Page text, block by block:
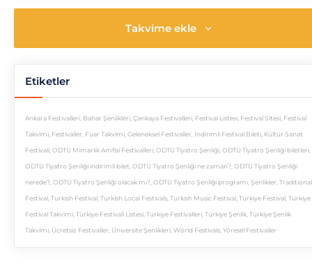
Takvime ekle
Etiketler
Ankara Festivalleri Bahar Şenlikleri Çankaya Festivalleri Festival Listesi Festival Sitesi Festival
Takvimi Festivaller Fuar Takvimi Geleneksel Festivaller İndirimli Festival Bileti Kültür Sanat
Festivali ODTÜ Mimarlık Amfisi Festivalleri ODTÜ Tiyatro Şenliği ODTÜ Tiyatro Şenliği biletleri
ODTÜ Tiyatro Şenliği indirimli bilet ODTÜ Tiyatro Şenliği ne zaman? ODTÜ Tiyatro Şenliği
nerede? ODTÜ Tiyatro Şenliği olacak mı? ODTÜ Tiyatro Şenliği programı Şenlikler Traditional
Festival Turkish Festival Turkish Local Festivals Turkish Music Festival Türkiye Festival Türkiye
Festival Takvimi Türkiye Festivali Listesi Türkiye Festivalleri Türkiye Şenlik Türkiye Şenlik
Takvimi Ücretsiz Festivaller Üniversite Şenlikleri World Festivals Yöresel Festivaller